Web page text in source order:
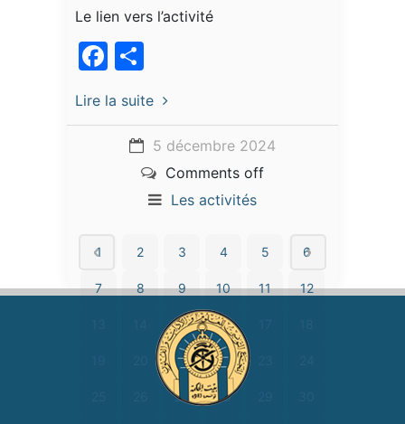
Le lien vers l’activité
Facebook
Lire la suite
5 décembre 2024
Comments off
Les activités
1 2 3 4 5 6
7 8 9 10 11 12
15 16
21 22
27 28